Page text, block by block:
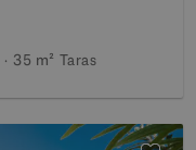
35 m² Taras